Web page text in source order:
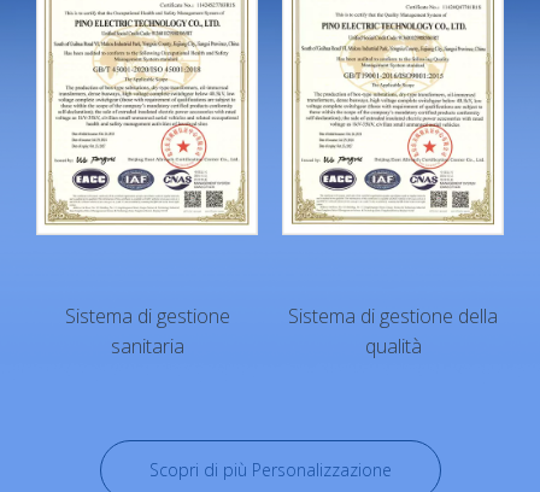
Sistema di gestione della
qualità
Sistema di gestione
Scopri di più Personalizzazione